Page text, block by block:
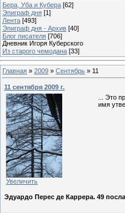
Бера, Уба и Кубера [62]
Эпиграф дня [1]
Лента [493]
Эпиграф дня - Архив [40]
Блог писателя [706]
Дневник Игоря Куберского
Из старого чемодана [33]
Главная » 2009 » Сентябрь » 11
11 сентября 2009 г.
Увеличить
... Это
имя
Эдуардо Перес де Каррера. 49